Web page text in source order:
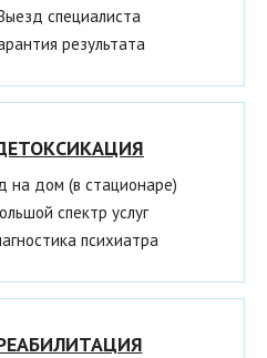
специалиста
результата
на дом (в стационаре)
спектр услуг
психиатра